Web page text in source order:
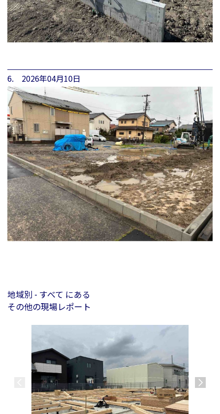
6. 2026年04月10日
地域別 - すべて にある
その他の現場レポート